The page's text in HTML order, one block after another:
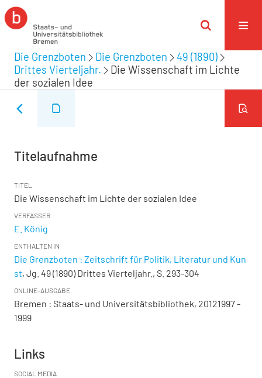
Die Grenzboten Die Grenzboten
49 (1890)
Drittes Vierteljahr.
Die Wissenschaft im Lichte
der sozialen Idee
Titelaufnahme
TITEL
Die Wissenschaft im Lichte der sozialen Idee
VERFASSER
E. König
ENTHALTEN IN
Die Grenzboten : Zeitschrift für Politik, Literatur und Kun
st, Jg. 49 (1890) Drittes Vierteljahr., S. 293-304
ONLINE-AUSGABE
Bremen : Staats- und Universitätsbibliothek, 20121997 -
1999
Links
SOCIAL MEDIA